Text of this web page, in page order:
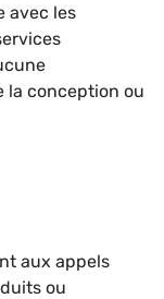
avec les
la conception ou
aux appels
ou